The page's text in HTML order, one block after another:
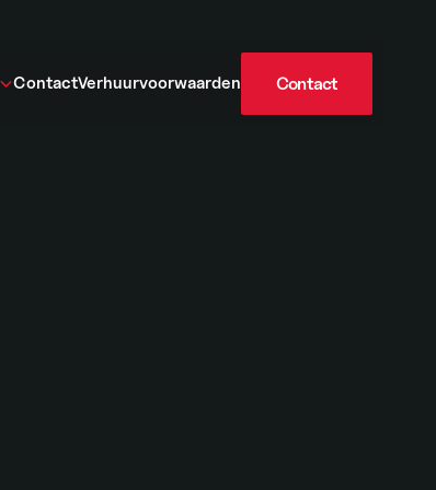
ContactVerhuurvoorwaarden
Contact
Contact